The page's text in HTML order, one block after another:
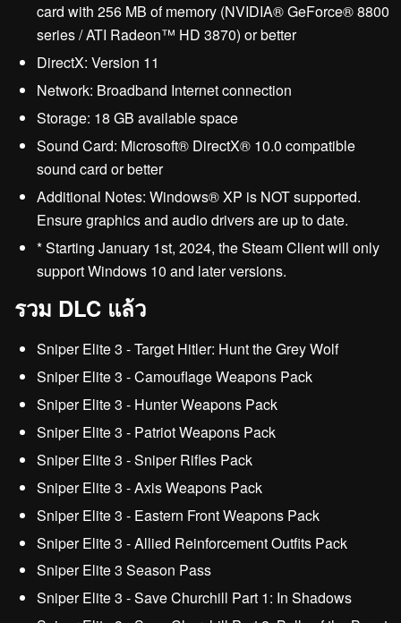
card with 256 MB of memory (NVIDIA® GeForce® 8800
series / ATI Radeon™ HD 3870) or better
DirectX: Version 11
Network: Broadband Internet connection
Storage: 18 GB available space
Sound Card: Microsoft® DirectX® 10.0 compatible
sound card or better
Additional Notes: Windows® XP is NOT supported.
Ensure graphics and audio drivers are up to date.
* Starting January 1st, 2024, the Steam Client will only
support Windows 10 and later versions.
รวม DLC แล้ว
Sniper Elite 3 - Target Hitler: Hunt the Grey Wolf
Sniper Elite 3 - Camouflage Weapons Pack
Sniper Elite 3 - Hunter Weapons Pack
Sniper Elite 3 - Patriot Weapons Pack
Sniper Elite 3 - Sniper Rifles Pack
Sniper Elite 3 - Axis Weapons Pack
Sniper Elite 3 - Eastern Front Weapons Pack
Sniper Elite 3 - Allied Reinforcement Outfits Pack
Sniper Elite 3 Season Pass
Sniper Elite 3 - Save Churchill Part 1: In Shadows